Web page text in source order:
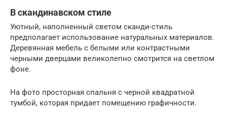
В скандинавском стиле
Уютный, наполненный светом сканди-стиль
предполагает использование натуральных материалов.
Деревянная мебель с белыми или контрастными
черными дверцами великолепно смотрится на светлом
фоне.
На фото просторная спальня с черной квадратной
тумбой, которая придает помещению графичности.